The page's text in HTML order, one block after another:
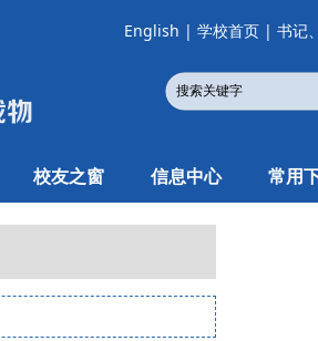
English | 学校首页 | 书记
校友之窗 信息中心 常用